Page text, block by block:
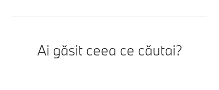
Ai găsit ceea ce căutai?